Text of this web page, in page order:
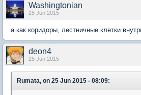
Washingtonian
25 Jun 2015
а как коридоры, лестничные клетки
deon4
25 Jun 2015
Rumata, on 25 Jun 2015 - 08:09: